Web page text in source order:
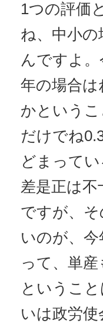
1つの評価
ね、中小
んですよ
年の場合
かという
だけでね
どまって
差是正は
ですが、
いのが、
って、単
というこ
いは政労